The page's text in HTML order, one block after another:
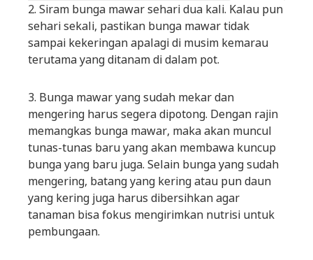
2. Siram bunga mawar sehari dua kali. Kalau pun
sehari sekali, pastikan bunga mawar tidak
sampai kekeringan apalagi di musim kemarau
terutama yang ditanam di dalam pot.
3. Bunga mawar yang sudah mekar dan
mengering harus segera dipotong. Dengan rajin
memangkas bunga mawar, maka akan muncul
tunas-tunas baru yang akan membawa kuncup
bunga yang baru juga. Selain bunga yang sudah
mengering, batang yang kering atau pun daun
yang kering juga harus dibersihkan agar
tanaman bisa fokus mengirimkan nutrisi untuk
pembungaan.